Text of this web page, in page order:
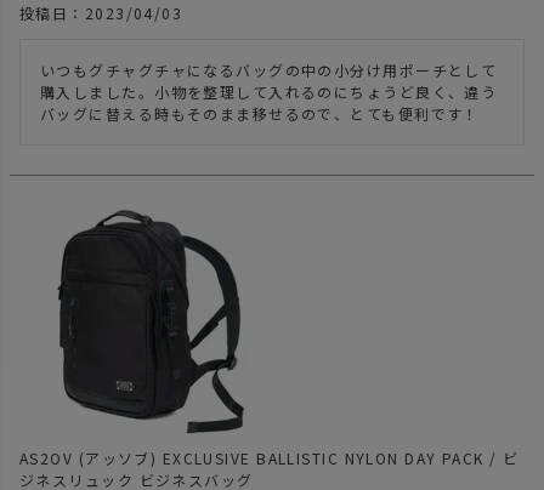
投稿日 2023/04/03
いつもグチャグチャになるバッグの中の小分け用ポーチとして
購入しました。小物を整理して入れるのにちょうど良く、違う
バッグに替える時もそのまま移せるので、とても便利です！
AS2OV (アッソブ) EXCLUSIVE BALLISTIC NYLON DAY PACK / ビ
ジネスリュック ビジネスバッグ